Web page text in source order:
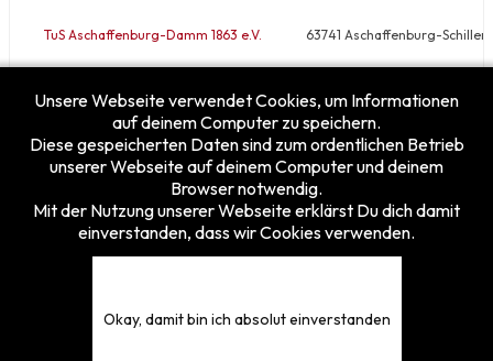
TuS Aschaffenburg-Damm 1863 e.V. 63741 Aschaffenburg-
VfB Rodheim/Horloff e.V. 35410 Hungen-Rodheim
Besucherzähler
Heute
12
Diesen Monat
160
Unsere Webseite verwendet Cookies, um Informationen
auf deinem Computer zu speichern.
Diese gespeicherten Daten sind zum ordentlichen Betrieb
unserer Webseite auf deinem Computer und deinem
Browser notwendig.
Mit der Nutzung unserer Webseite erklärst Du dich damit
einverstanden, dass wir Cookies verwenden.
Okay, damit bin ich absolut einverstanden